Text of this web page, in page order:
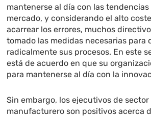
mantenerse al día con las
mercado, y considerando el alto
acarrear los errores, muchos
tomado las medidas necesarias para
radicalmente sus procesos. En este
está de acuerdo en que su
para mantenerse al día con la
Sin embargo, los ejecutivos de
manufacturero son positivos acerca